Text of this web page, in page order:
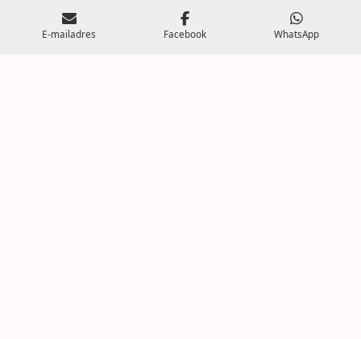
Powered byJouwWeb
E-mailadres Facebook WhatsApp